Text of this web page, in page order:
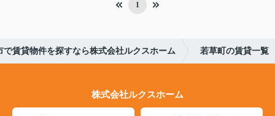
1
で賃貸物件を探すなら株式会社ルクスホーム 若草町の賃貸一覧
株式会社ルクスホーム